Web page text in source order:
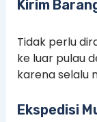
Kirim
Tidak perlu
ke luar pulau
karena selalu
Ekspedisi